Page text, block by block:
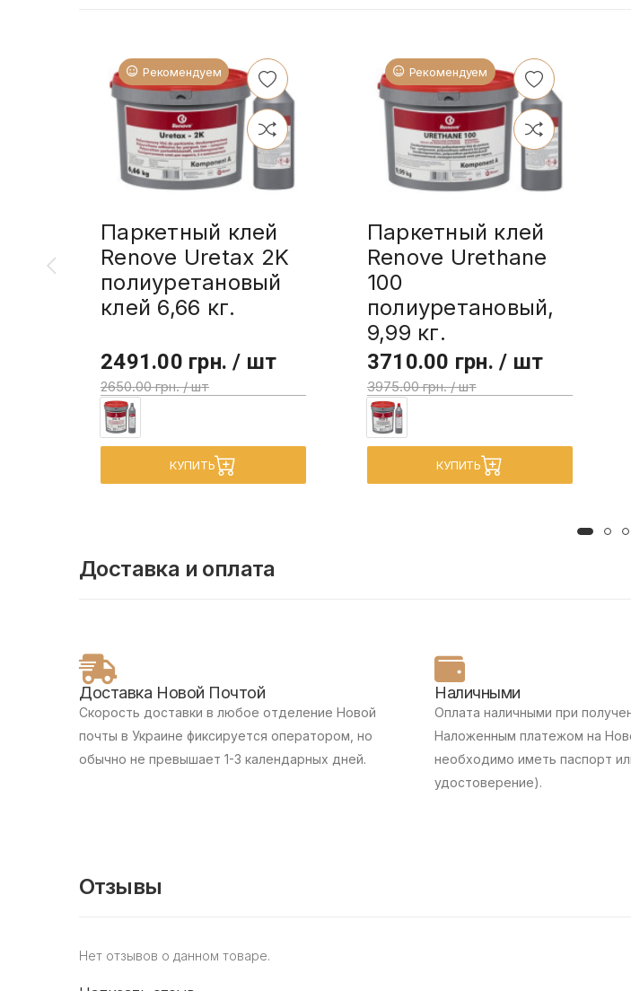
Рекомендуем
Паркетный клей
Renove Uretax 2K
полиуретановый
клей 6,66 кг.
2491.00 грн. / шт
2650.00 грн. / шт
КУПИТЬ
Рекомендуем
Паркетный клей
Renove Urethane
100
полиуретановый,
9,99 кг.
3710.00 грн. / шт
3975.00 грн. / шт
КУПИТЬ
Доставка и оплата
Доставка Новой Почтой
Скорость доставки в любое отделение Новой
почты в Украине фиксируется оператором, но
обычно не превышает 1-3 календарных дней.
Наличными
Оплата наличными при
Наложенным платежом на
необходимо иметь паспорт
удостоверение).
Отзывы
Нет отзывов о данном товаре.